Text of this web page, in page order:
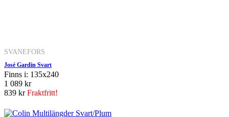
SVANEFORS
José Gardin Svart
Finns i: 135x240
1 089 kr
839 krFraktfritt!